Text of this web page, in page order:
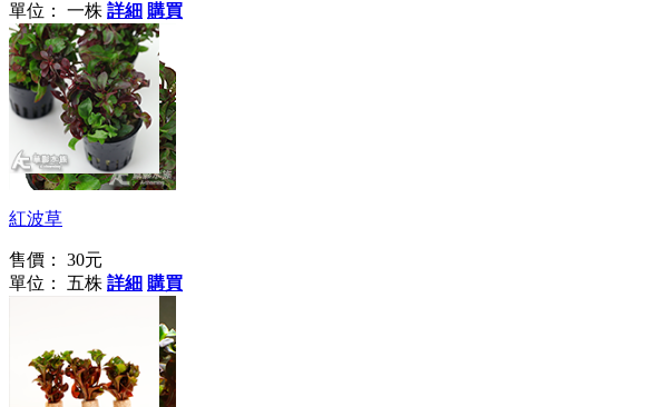
單位： 一株 詳細 購買
新手推坑第一人選！
紅波草
售價：
30元
單位： 五株 詳細 購買